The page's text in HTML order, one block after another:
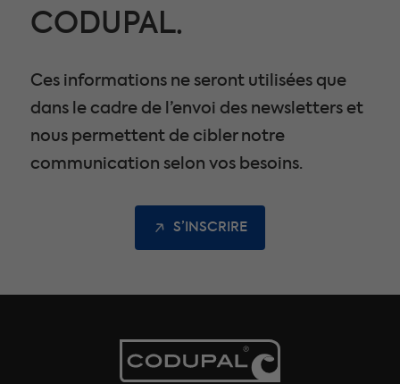
CODUPAL.
Ces informations ne seront utilisées que
dans le cadre de l’envoi des newsletters et
nous permettent de cibler notre
communication selon vos besoins.
S’INSCRIRE